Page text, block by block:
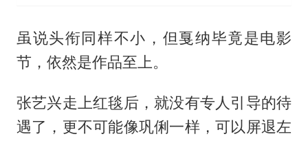
虽说头衔同样不小，但戛纳毕竟是电影
节，依然是作品至上。
张艺兴走上红毯后，就没有专人引导的待
遇了，更不可能像巩俐一样，可以屏退左